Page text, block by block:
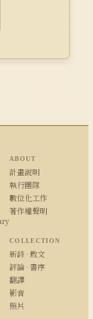
ABOUT
計畫說明
執行團隊
數位化工作
著作權聲明
COLLECTION
新詩 · 散文
評論 · 書序
翻譯
影音
照片